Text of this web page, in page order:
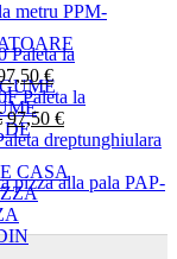
CASA
metru PPM-
Paleta la
€Prețul
curent
este:
97,50 €.
Paleta la
Prețul
inițial
fost:
150,00 €.
97,50 €Prețul
curent
97,50 €.
dreptunghiulara
pizza alla pala PAP-